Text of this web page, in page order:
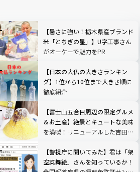
【暑さに強い！栃木県産ブランド
米「とちぎの星」】U字工事さん
がオーケーで魅力をPR
【日本の大仏の大きさランキン
グ】1位から10位まで大きさ順に
徹底紹介
【富士山五合目周辺の限定グルメ
＆お土産】絶景とキュートな美味
を満喫！リニューアルした吉田ル
た！
【警視庁に聞いてみた】君は「架
空菜舞絵」さんを知っているか！